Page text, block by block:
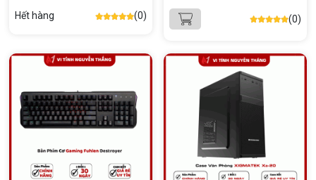
Hết hàng (0) (0)